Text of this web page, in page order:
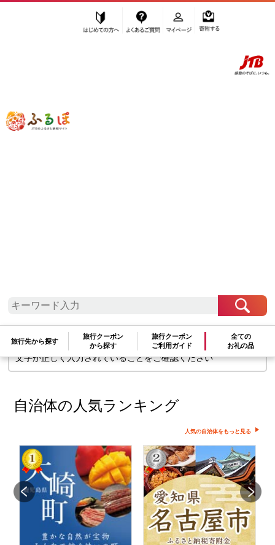
ふるぽ JTBのふるさと納税サイト
旅行先から探す
旅行クーポン
から探す
旅行クーポン
ご利用ガイド
全ての
お礼の品
「ふるさと納税」TOP
その他
せん
検索条件を変更して再度お試しください
文字が正しく入力されていることをご確認ください
自治体の人気ランキング
人気の自治体をもっと見る